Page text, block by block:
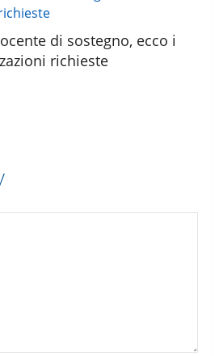
di sostegno, ecco i
richieste